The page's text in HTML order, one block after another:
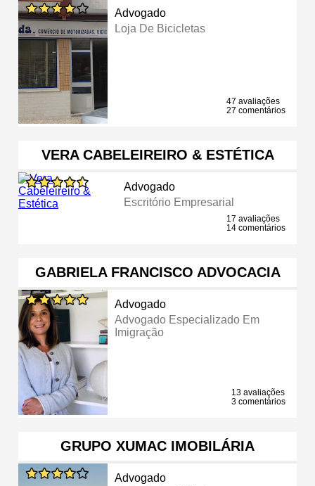
Advogado
Loja De Bicicletas
47 avaliações
27 comentários
VERA CABELEIREIRO & ESTÉTICA
Advogado
Escritório Empresarial
17 avaliações
14 comentários
GABRIELA FRANCISCO ADVOCACIA
Advogado
Advogado Especializado Em
Imigração
13 avaliações
3 comentários
GRUPO XUMAC IMOBILÁRIA
Advogado